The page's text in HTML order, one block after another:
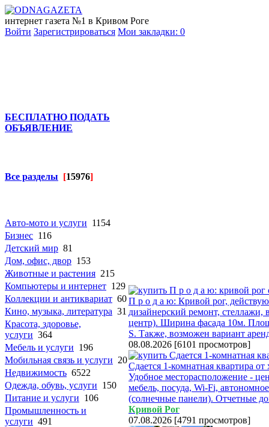
интернет газета №1 в Кривом Роге
Войти Зарегистрироваться Мои закладки: 0
БЕСПЛАТНО ПОДАТЬ
ОБЪЯВЛЕНИЕ
Все разделы [15976]
Авто-мото и услуги 1154
Бизнес 116
Детский мир 81
Дом, офис, двор 153
Животные и растения 215
Компьютеры и интернет 129
Коллекции и антиквариат 60
Кино, музыка, литература 31
Красота, здоровье,
услуги 364
Мебель и услуги 196
Мобильная связь и услуги 20
Недвижимость 6522
Одежда, обувь, услуги 150
Питание и услуги 106
Промышленность и
услуги 491
П р о д а ю: Кривой рог,
дизайнерский ремонт, стеллажи,
центр). Ширина фасада 10м.
S. Также, возможен вариант
08.08.2026 [6101 просмотров]
Сдается 1-комнатная квартира
Удобное месторасположение -
мебель, посуда, Wi-Fi,
(солнечные панели). Отчетные
Кривой Рог
07.08.2026 [4791 просмотров]